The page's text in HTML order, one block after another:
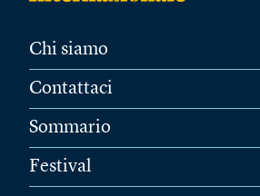
Chi siamo
Contattaci
Sommario
Festival